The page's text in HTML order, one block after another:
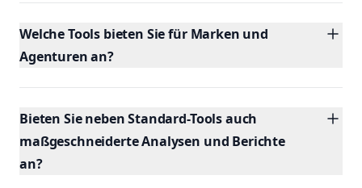
Welche Tools bieten Sie für Marken und
Agenturen an?
Bieten Sie neben Standard-Tools auch
maßgeschneiderte Analysen und Berichte
an?